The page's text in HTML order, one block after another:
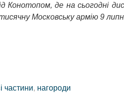
Конотопом, де на сьогодні
Московську армію 9
частини, нагороди